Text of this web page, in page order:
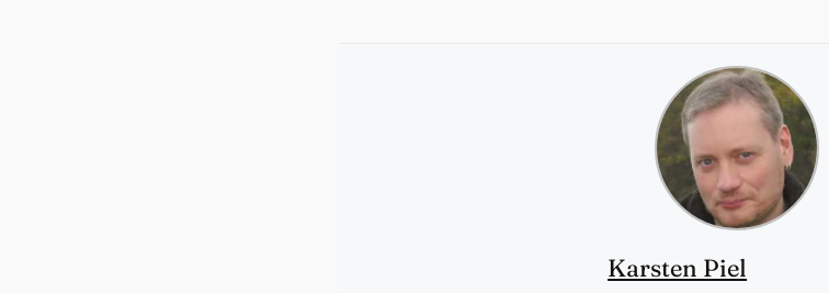
Karsten Piel